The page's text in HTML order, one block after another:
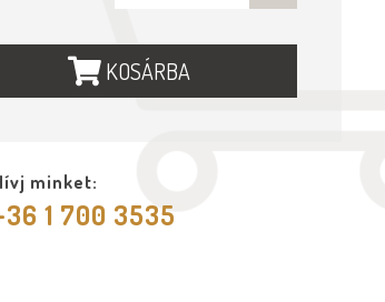
KOSÁRBA
minket:
1 700 3535